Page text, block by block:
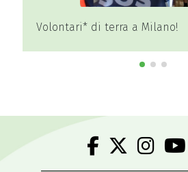
Volontari* di terra a Milano!